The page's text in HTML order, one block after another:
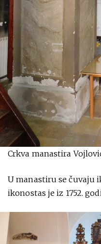
Crkva manastira
U manastiru se čuvaju
ikonostas je iz 1752.